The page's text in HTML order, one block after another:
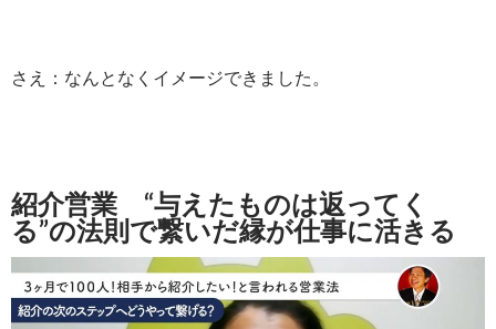
さえ：なんとなくイメージできました。
紹介営業 “与えたものは返ってく
る”の法則で繋いだ縁が仕事に活きる